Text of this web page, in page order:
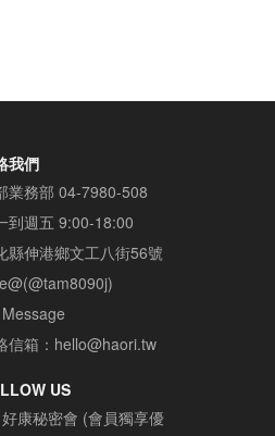
我們
業務部 04-7980-508
到週五 9:00-18:00
縣伸港鄉文工八街56號
信箱： hello@haori.tw
US
康秘密會 (會員獨享優